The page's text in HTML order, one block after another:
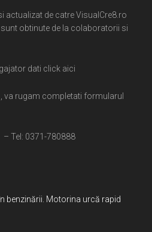
actualizat de catre VisualCre8.ro
obtinute de la colaboratorii si
dati click aici
va rugam completati formularul
Tel: 0371-780888
benzinării. Motorina urcă rapid